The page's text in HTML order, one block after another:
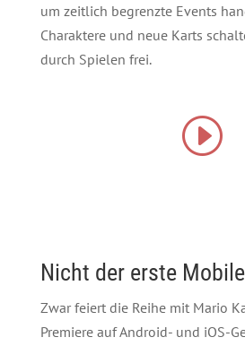
um zeitlich begrenzte Events
Charaktere und neue Karts
durch Spielen frei.
Nicht der erste
Zwar feiert die Reihe mit Mario
Premiere auf Android- und iOS-